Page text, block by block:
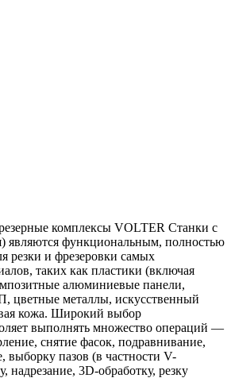
комплексы VOLTER Станки с
функциональным, полностью
резки и фрезеровки самых
таких как пластики (включая
алюминиевые панели,
металлы, искусственный
кожа. Широкий выбор
выполнять множество операций —
снятие фасок, подравнивание,
выборку пазов (в частности V-
надрезание, 3D-обработку, резку